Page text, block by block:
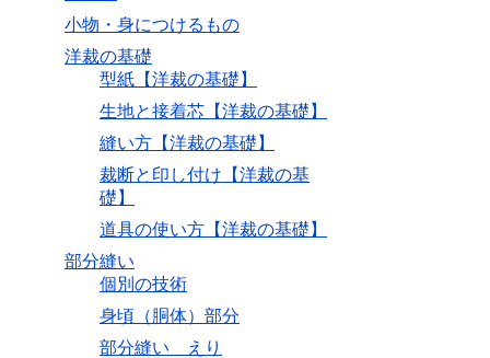
小物・身につけるもの
洋裁の基礎
型紙【洋裁の基礎】
生地と接着芯【洋裁の基礎】
縫い方【洋裁の基礎】
裁断と印し付け【洋裁の基
礎】
道具の使い方【洋裁の基礎】
部分縫い
個別の技術
身頃（胴体）部分
部分縫い えり